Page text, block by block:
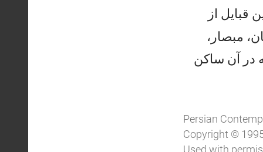
قبايل از
مبصار،
در آن ساكن
Persian
Copyright ©
Used with